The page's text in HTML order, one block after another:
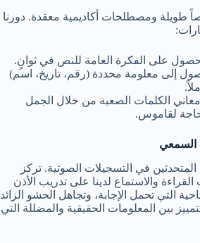
طويلة ومصطلحات أكاديمية معقدة. دورنا
على الفكرة العامة للنص في ثوانٍ.
إلى معلومة محددة (رقم، تاريخ، اسم)
الكلمات الصعبة من خلال الجمل
لقاموس.
السمعي
في التسجيلات الصوتية. تركز
والاستماع لدينا على تدريب الأذن
التي تحمل الإجابة، وتجاهل الحشو الزائد
بين المعلومات الحقيقية والمضللة التي